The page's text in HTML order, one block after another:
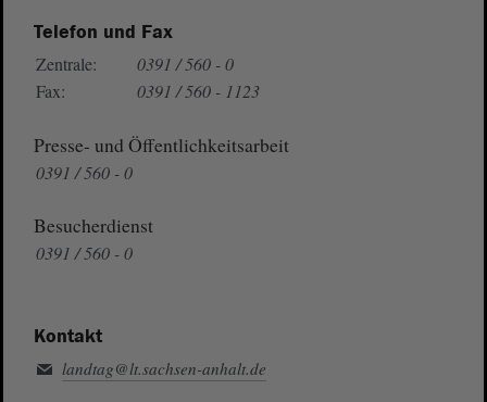
Telefon und Fax
Zentrale:
0391 / 560 - 0
Fax:
0391 / 560 - 1123
Presse- und Öffentlichkeitsarbeit
0391 / 560 - 0
Besucherdienst
0391 / 560 - 0
Kontakt
landtag@lt.sachsen-anhalt.de